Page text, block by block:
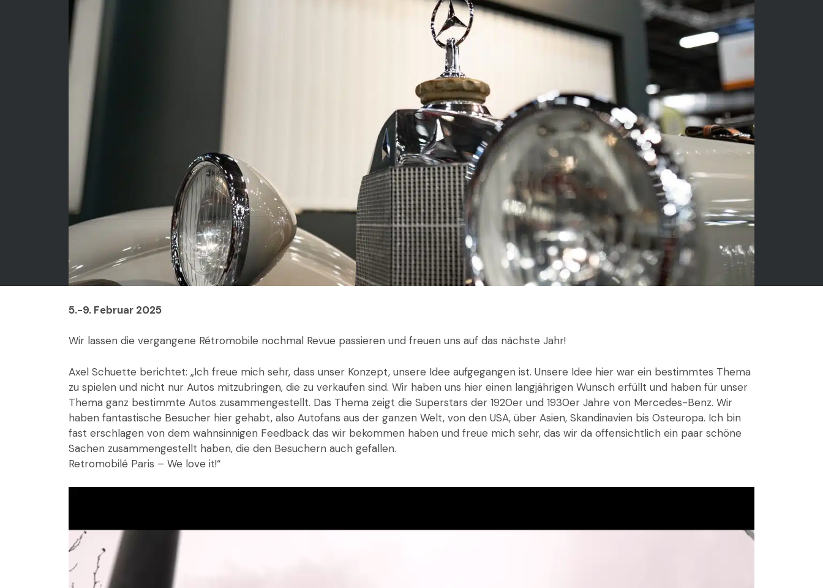
5.-9. Februar 2025
Wir lassen die vergangene Rétromobile nochmal Revue passieren und freuen uns auf das nächste Jahr!
Axel Schuette berichtet: „Ich freue mich sehr, dass unser Konzept, unsere Idee aufgegangen ist. Unsere Idee hier war ein bestimmtes Thema
zu spielen und nicht nur Autos mitzubringen, die zu verkaufen sind. Wir haben uns hier einen langjährigen Wunsch erfüllt und haben für unser
Thema ganz bestimmte Autos zusammengestellt. Das Thema zeigt die Superstars der 1920er und 1930er Jahre von Mercedes-Benz. Wir
haben fantastische Besucher hier gehabt, also Autofans aus der ganzen Welt, von den USA, über Asien, Skandinavien bis Osteuropa. Ich bin
fast erschlagen von dem wahnsinnigen Feedback das wir bekommen haben und freue mich sehr, das wir da offensichtlich ein paar schöne
Sachen zusammengestellt haben, die den Besuchern auch gefallen.
Retromobilé Paris – We love it!“